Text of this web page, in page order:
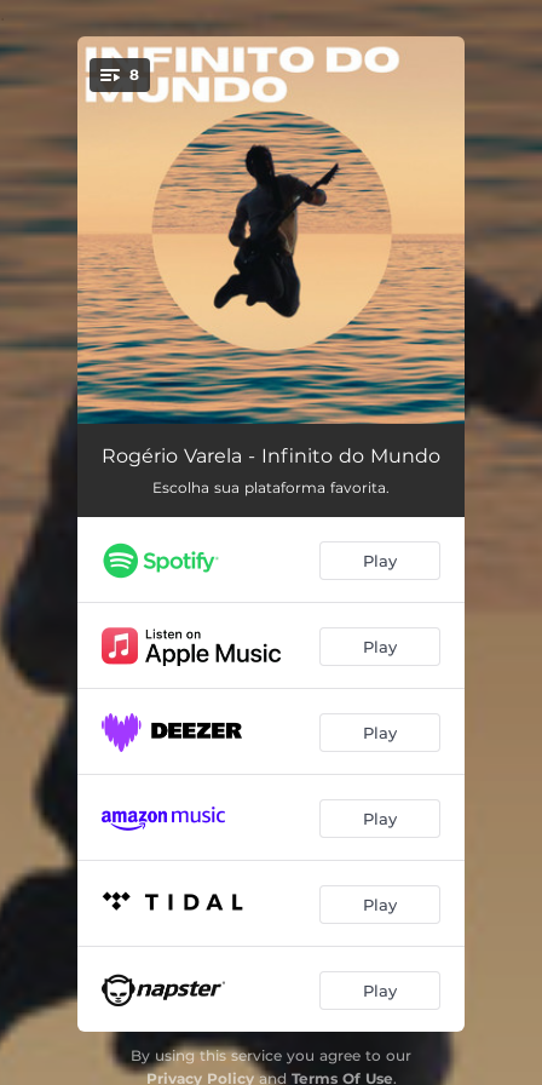
You're all set!
8
Xô Tristeza 03:50
Infinito do Mundo
Deixa Rolar 03:12
Amor la Vida
Entre o Céu e o Inferno 06:19
A Mais de 100 05:04
Rogério Varela - Infinito do Mundo
Escolha sua plataforma favorita.
Play
Play
Play
Play
Play
Play
By using this service you agree to our
Privacy Policyand Terms Of Use.
.